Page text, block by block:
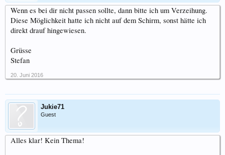
Wenn es bei dir nicht passen sollte, dann bitte ich um Verzeihung.
Diese Möglichkeit hatte ich nicht auf dem Schirm, sonst hätte ich
direkt drauf hingewiesen.
Grüsse
Stefan
20. Juni 2016
Jukie71
Guest
Alles klar! Kein Thema!